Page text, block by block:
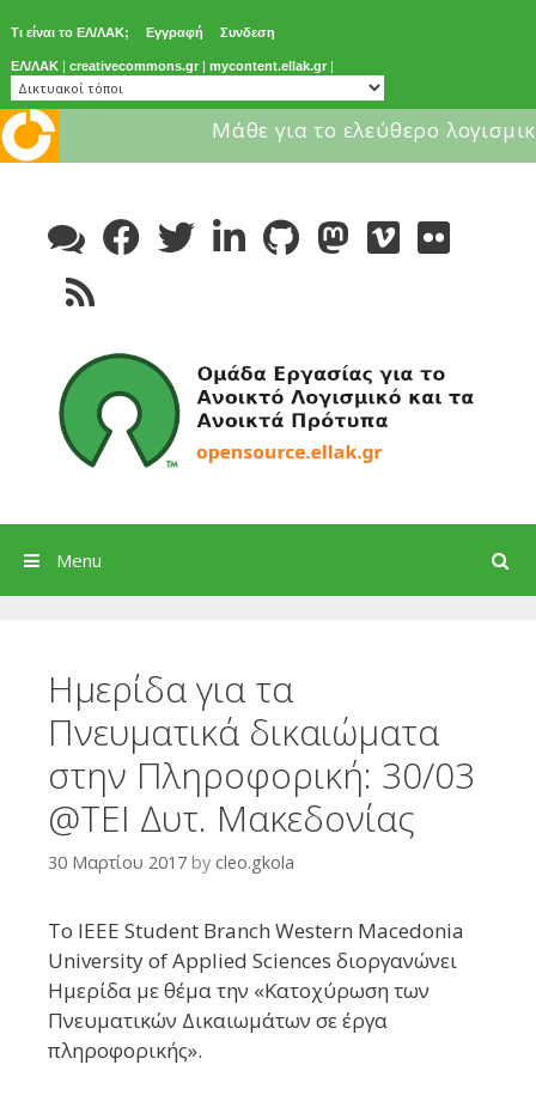
Τι είναι το ΕΛ/ΛΑΚ; Εγγραφή Συνδεση
ΕΛ/ΛΑΚ | creativecommons.gr | mycontent.ellak.gr |
Μάθε για το ελεύθερο
content
Search
Menu
Ημερίδα για τα
Πνευματικά δικαιώματα
στην Πληροφορική: 30/03
@ΤΕΙ Δυτ. Μακεδονίας
30 Μαρτίου 2017 by cleo.gkola
Το IEEE Student Branch Western Macedonia
University of Applied Sciences διοργανώνει
Ημερίδα με θέμα την «Κατοχύρωση των
Πνευματικών Δικαιωμάτων σε έργα
πληροφορικής».